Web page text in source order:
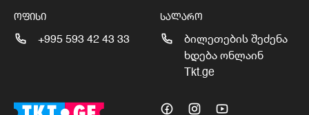
ᲝᲤᲘᲡᲘ
+995 593 42 43 33
ᲡᲐᲚᲐᲠᲝ
ბილეთების შეძენა
ხდება ონლაინ
Tkt.ge